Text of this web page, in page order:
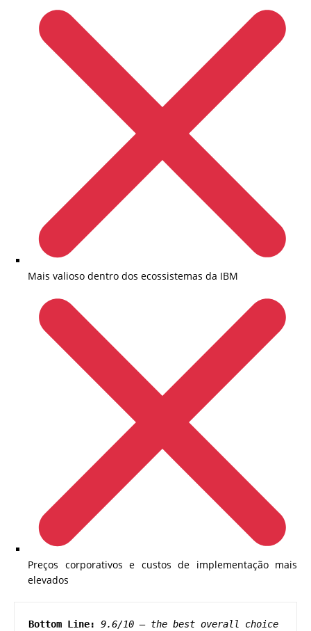
Mais valioso dentro dos ecossistemas da IBM
Preços corporativos e custos de implementação mais
elevados
Bottom Line:
9.6/10 — the best overall choice